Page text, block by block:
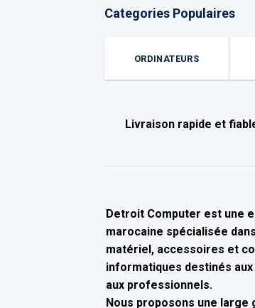
Categories Populaires
ORDINATEURS
Livraison rapide et
Detroit Computer est une
marocaine spécialisée
matériel, accessoires et
informatiques destinés
aux professionnels.
Nous proposons une large